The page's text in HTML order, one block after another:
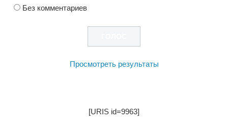
Без комментариев
Просмотреть результаты
[URIS id=9963]